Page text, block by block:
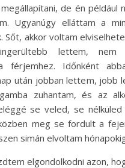
de én például
Ugyanúgy elláttam a
Sőt, akkor voltam
lettem,
férjemhez. Időnként
után jobban lettem, jobb
zuhantam, és az
se veled, se
meg se fordult a
simán elvoltam
elgondolkodni azon,